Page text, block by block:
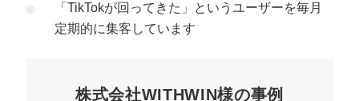
「TikTokが回ってきた」というユーザーを毎月
定期的に集客しています
株式会社WITHWIN様の事例